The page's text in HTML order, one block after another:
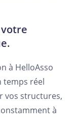
à HelloAsso
temps réel
vos structures,
à